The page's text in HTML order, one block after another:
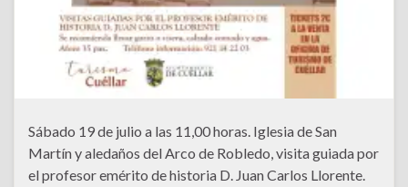
Sábado 19 de julio a las 11,00 horas. Iglesia de San
Martín y aledaños del Arco de Robledo, visita guiada por
el profesor emérito de historia D. Juan Carlos Llorente.